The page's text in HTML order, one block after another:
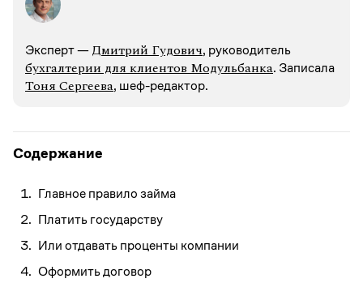
Эксперт —Дмитрий Гудович, руководитель
бухгалтерии для клиентов Модульбанка. Записалa
Тоня Сергеева, шеф-редактор.
Содержание
Главное правило займа
Платить государству
Или отдавать проценты компании
Оформить договор